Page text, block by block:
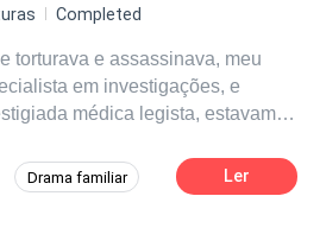
Completed
torturava e assassinava, meu
em investigações, e
médica legista, estavam
que já havia sido preso pelo
a se vingar, cortou minha
Drama familiar Ler